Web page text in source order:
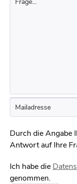
Durch die Angabe
Antwort auf Ihre
Ich habe die
genommen.